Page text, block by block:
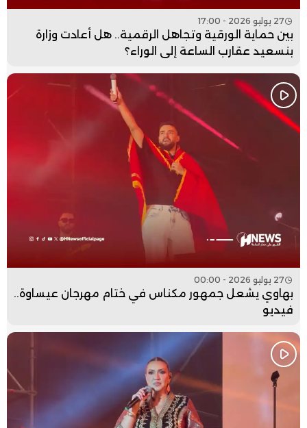
27 يوليو 2026 - 17:00
بين حماية الورقية وتجاهل الرقمية.. هل أعادت وزارة
بنسعيد عقارب الساعة إلى الوراء؟
27 يوليو 2026 - 00:00
بهاوي يشعل جمهور مكناس في ختام مهرجان عيساوة..
فيديو